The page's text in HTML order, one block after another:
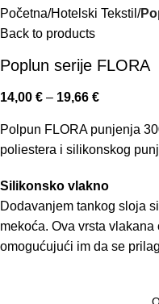
Početna Hotelski Tekstil
Back to products
Poplun serije FLORA
14,00 € – 19,66 €
Polpun FLORA punjenja
poliestera i silikonskog
Silikonsko vlakno
Dodavanjem tankog sloja
mekoća. Ova vrsta
omogućujući im da se